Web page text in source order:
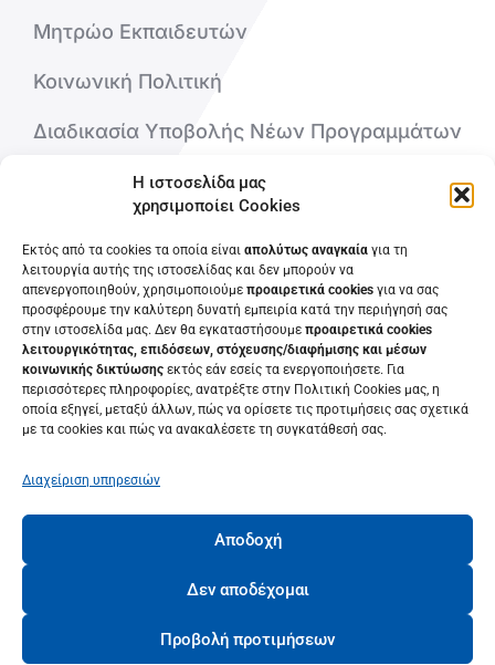
Η ιστοσελίδα μας
χρησιμοποίει Cookies
Εκτός από τα cookies τα οποία είναι απολύτως αναγκαία για τη
λειτουργία αυτής της ιστοσελίδας και δεν μπορούν να
απενεργοποιηθούν, χρησιμοποιούμε προαιρετικά cookies για να σας
προσφέρουμε την καλύτερη δυνατή εμπειρία κατά την περιήγησή σας
στην ιστοσελίδα μας. Δεν θα εγκαταστήσουμε προαιρετικά cookies
λειτουργικότητας, επιδόσεων, στόχευσης/διαφήμισης και μέσων
κοινωνικής δικτύωσης εκτός εάν εσείς τα ενεργοποιήσετε. Για
περισσότερες πληροφορίες, ανατρέξτε στην Πολιτική Cookies μας, η
οποία εξηγεί, μεταξύ άλλων, πώς να ορίσετε τις προτιμήσεις σας σχετικά
με τα cookies και πώς να ανακαλέσετε τη συγκατάθεσή σας.
Διαχείριση υπηρεσιών
Αποδοχή
Δεν αποδέχομαι
Προβολή προτιμήσεων
Μητρώο Εκπαιδευτών
Κοινωνική Πολιτική
Διαδικασία Υποβολής Νέων Προγραμμάτων
Ποιοι είμαστε
Επικοινωνήστε μαζί μας
Συχνές Ερωτήσεις
© 2022 • Κ.Ε.ΔΙ.ΒΙ.Μ. Πανεπιστημίου Πατρών• Πανεπιστήμιο
ΠΟΛΙΤΙΚΗ ΠΟΙΟΤΗΤΑΣ ΔΗΛΩΣΗ ΠΡΟΣΒΑΣΙΜΟΤΗΤΑΣ